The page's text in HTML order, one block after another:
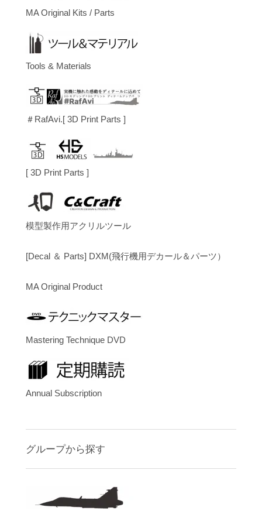
MA Original Kits / Parts
Tools & Materials
＃RafAvi.[ 3D Print Parts ]
[ 3D Print Parts ]
模型製作用アクリルツール
[Decal ＆ Parts] DXM(飛行機用デカール＆パーツ）
MA Original Product
Mastering Technique DVD
Annual Subscription
グループから探す